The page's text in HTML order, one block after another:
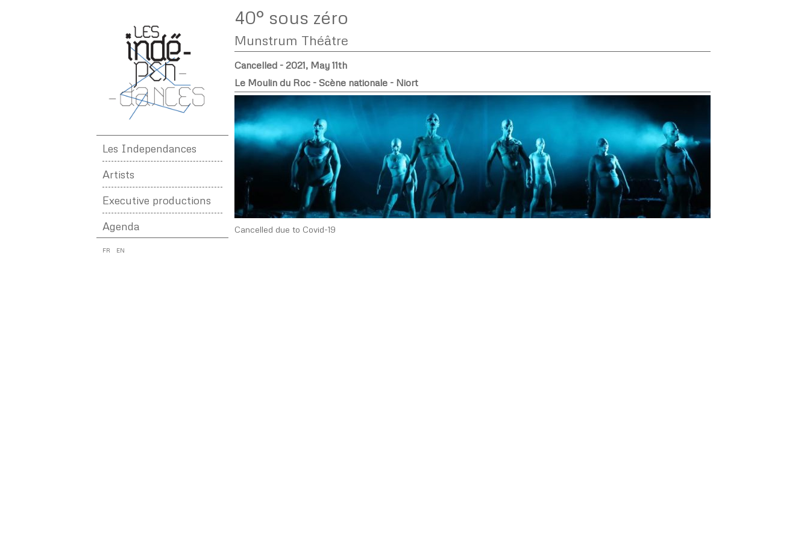
Les Independances
Artists
Executive productions
Agenda
FR EN
40° sous zéro
Munstrum Théâtre
Cancelled - 2021, May 11th
Le Moulin du Roc - Scène nationale - Niort
Cancelled due to Covid-19